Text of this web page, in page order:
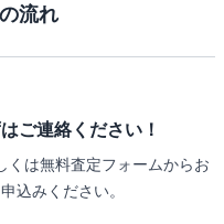
流れ
ご連絡ください！
くは無料査定フォームからお
申込みください。